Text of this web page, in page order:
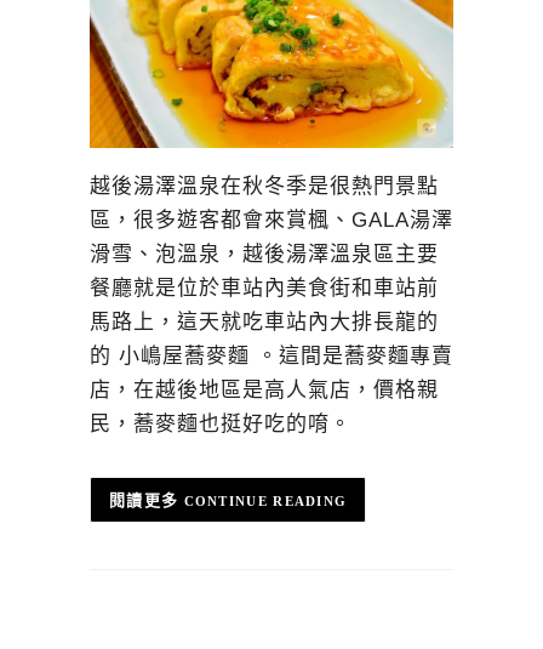
越後湯澤溫泉在秋冬季是很熱門景點
區，很多遊客都會來賞楓、GALA湯澤
滑雪、泡溫泉，越後湯澤溫泉區主要
餐廳就是位於車站內美食街和車站前
馬路上，這天就吃車站內大排長龍的
的 小嶋屋蕎麥麵 。這間是蕎麥麵專賣
店，在越後地區是高人氣店，價格親
民，蕎麥麵也挺好吃的唷。
CONTINUE READING